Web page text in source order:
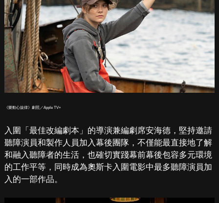
《樂動心旋律》劇照／Apple TV+
入圍「最佳改編劇本」的導演兼編劇席安海德，堅持邀請
聽障演員和製作人員加入幕後團隊，不僅能最直接地了解
和融入聽障者的生活，也確切實踐幕前幕後包容多元環境
的工作平等，同時成為奧斯卡入圍電影中最多聽障演員加
入的一部作品。